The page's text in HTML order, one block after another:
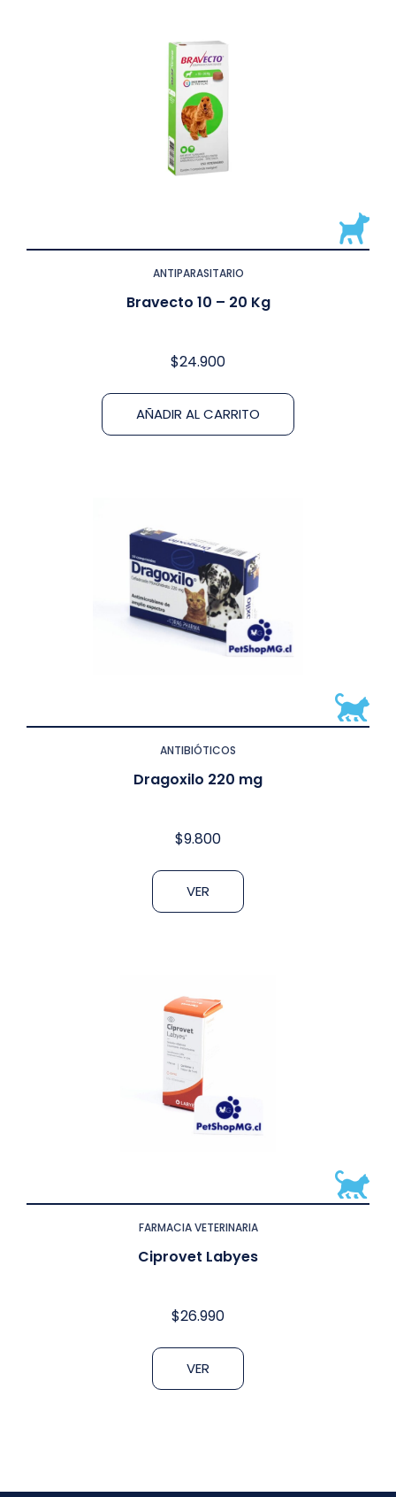
ANTIPARASITARIO
Bravecto 10 – 20 Kg
$24.900
AÑADIR AL CARRITO
ANTIBIÓTICOS
Dragoxilo 220 mg
$9.800
VER
FARMACIA VETERINARIA
Ciprovet Labyes
$26.990
VER